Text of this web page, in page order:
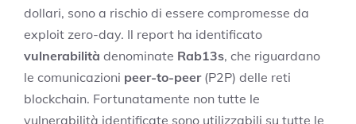
dollari, sono a rischio di essere compromesse da
exploit zero-day. Il report ha identificato
vulnerabilità denominate Rab13s, che riguardano
le comunicazioni peer-to-peer(P2P) delle reti
blockchain. Fortunatamente non tutte le
vulnerabilità identificate sono utilizzabili su tutte le